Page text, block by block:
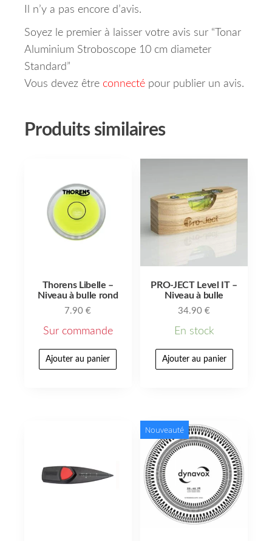
Il n’y a pas encore d’avis.
Soyez le premier à laisser votre avis sur “Tonar
Aluminium Stroboscope 10 cm diameter
Standard”
Vous devez être connecté pour publier un avis.
Produits similaires
Thorens Libelle –
Niveau à bulle rond
7.90€
Sur commande
Ajouter au panier
PRO-JECT Level IT –
Niveau à bulle
34.90€
En stock
Ajouter au panier
Nouveauté